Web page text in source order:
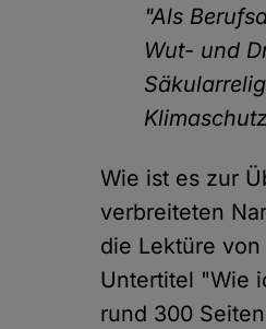
"Als
Wut- und
Wie ist es zur
verbreiteten
die Lektüre
Untertitel "Wie
rund 300